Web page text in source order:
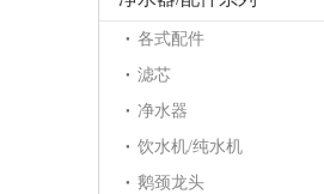
各式配件
滤芯
净水器
饮水机/纯水机
鹅颈龙头